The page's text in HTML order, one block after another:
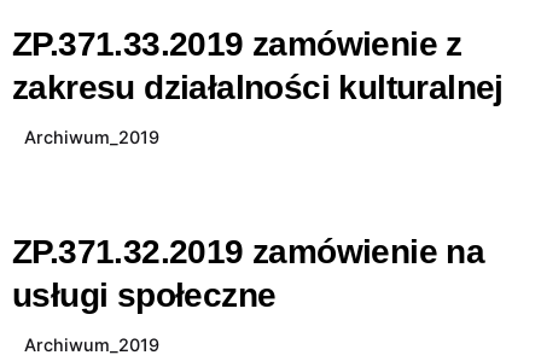
ZP.371.33.2019 zamówienie z
zakresu działalności kulturalnej
Archiwum_2019
ZP.371.32.2019 zamówienie na
usługi społeczne
Archiwum_2019